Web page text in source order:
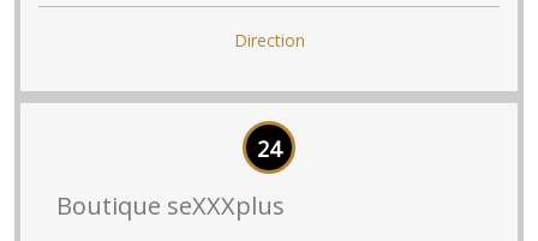
Direction
24
Boutique seXXXplus